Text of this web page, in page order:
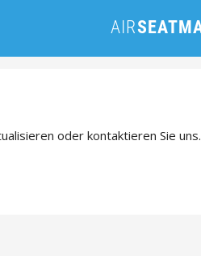
oder kontaktieren Sie uns.